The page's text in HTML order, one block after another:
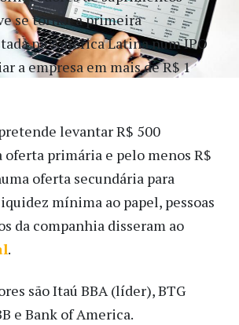
se tornar a primeira
na América Latina num IPO
a empresa em mais de R$ 1
levantar R$ 500
primária e pelo menos R$
oferta secundária para
mínima ao papel, pessoas
da companhia disseram ao
.
são Itaú BBA (líder), BTG
e Bank of America.